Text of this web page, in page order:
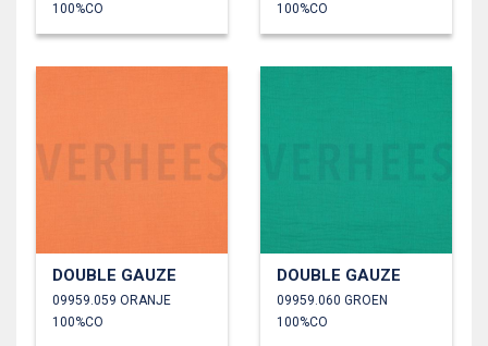
100%CO
100%CO
DOUBLE GAUZE
09959.059 ORANJE
100%CO
DOUBLE GAUZE
09959.060 GROEN
100%CO